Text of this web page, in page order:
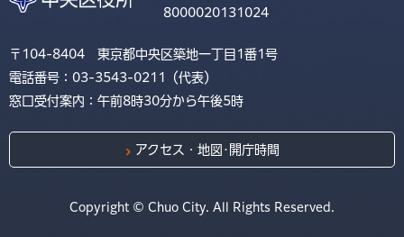
8000020131024
〒104-8404 東京都中央区築地一丁目1番1号
電話番号：03-3543-0211（代表）
窓口受付案内：午前8時30分から午後5時
アクセス・地図･開庁時間
Copyright © Chuo City. All Rights Reserved.